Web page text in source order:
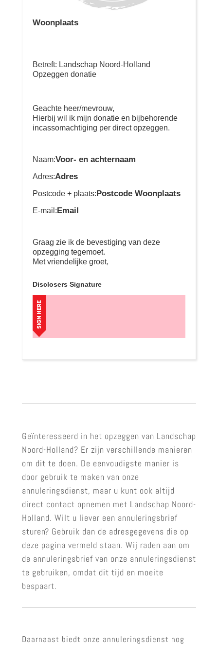
Woonplaats
Betreft: Landschap Noord-Holland
Opzeggen donatie
Geachte heer/mevrouw,
Hierbij wil ik mijn donatie en bijbehorende
incassomachtiging per direct opzeggen.
Naam:Voor- en achternaam
Adres:Adres
Postcode + plaats:Postcode Woonplaats
E-mail:Email
Graag zie ik de bevestiging van deze
opzegging tegemoet.
Met vriendelijke groet,
Disclosers Signature
Geïnteresseerd in het opzeggen van Landschap
Noord-Holland? Er zijn verschillende manieren
om dit te doen. De eenvoudigste manier is
door gebruik te maken van onze
annuleringsdienst, maar u kunt ook altijd
direct contact opnemen met Landschap Noord-
Holland. Wilt u liever een annuleringsbrief
sturen? Gebruik dan de adresgegevens die op
deze pagina vermeld staan. Wij raden aan om
de annuleringsbrief van onze annuleringsdienst
te gebruiken, omdat dit tijd en moeite
bespaart.
Daarnaast biedt onze annuleringsdienst nog